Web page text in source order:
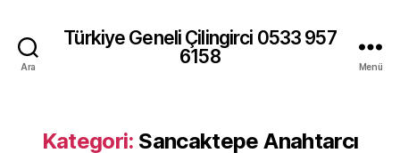
Ara
Türkiye Geneli Çilingirci 0533 957
6158
Menü
Kategori: Sancaktepe Anahtarcı